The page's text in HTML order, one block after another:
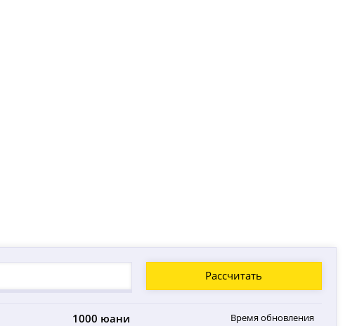
Рассчитать
1000 юани Время обновления